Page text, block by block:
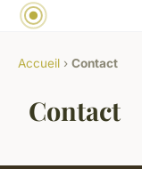
Accueil › Contact
Contact